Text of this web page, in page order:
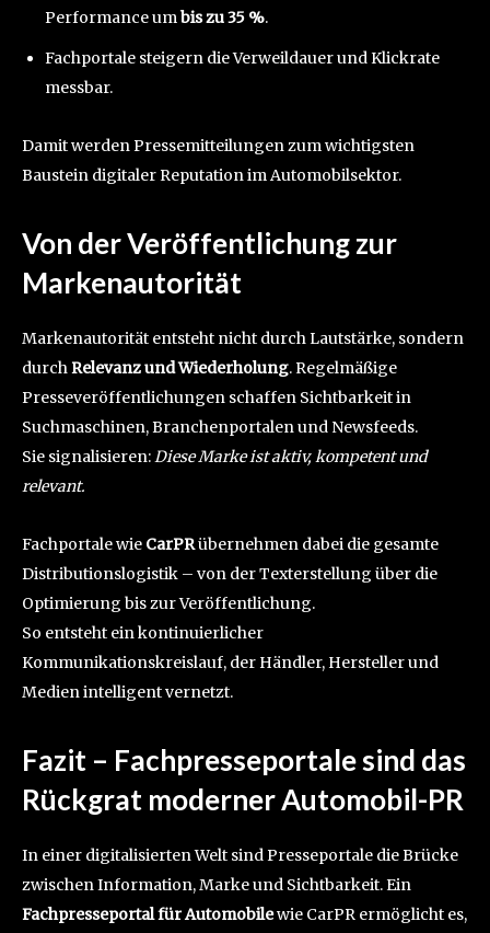
Performance umbis zu 35 %.
Fachportale steigern die Verweildauer und Klickrate
messbar.
Damit werden Pressemitteilungen zum wichtigsten
Baustein digitaler Reputation im Automobilsektor.
Von der Veröffentlichung zur
Markenautorität
Markenautorität entsteht nicht durch Lautstärke, sondern
durchRelevanz und Wiederholung. Regelmäßige
Presseveröffentlichungen schaffen Sichtbarkeit in
Suchmaschinen, Branchenportalen und Newsfeeds.
Sie signalisieren:Diese Marke ist aktiv, kompetent und
relevant.
Fachportale wie CarPRübernehmen dabei die gesamte
Distributionslogistik – von der Texterstellung über die
Optimierung bis zur Veröffentlichung.
So entsteht ein kontinuierlicher
Kommunikationskreislauf, der Händler, Hersteller und
Medien intelligent vernetzt.
Fazit – Fachpresseportale sind das
Rückgrat moderner Automobil-PR
In einer digitalisierten Welt sind Presseportale die Brücke
zwischen Information, Marke und Sichtbarkeit. Ein
Fachpresseportal für Automobilewie CarPR ermöglicht es,